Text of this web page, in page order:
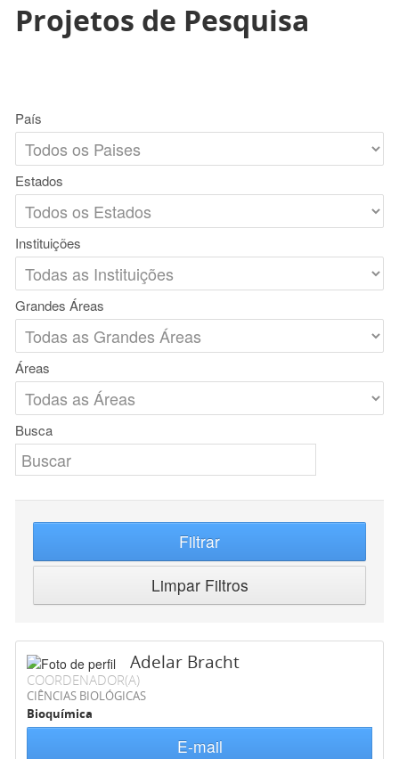
Projetos de Pesquisa
País
Estados
Instituições
Grandes Áreas
Áreas
Busca
Filtrar
Limpar Filtros
Adelar Bracht
COORDENADOR(A)
CIÊNCIAS BIOLÓGICAS
Bioquímica
E-mail